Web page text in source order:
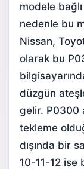
modele
nedenle bu
Nissan,
olarak bu
düzgün
gelir. P0300
tekleme
dışında bir
10-11-12 ise